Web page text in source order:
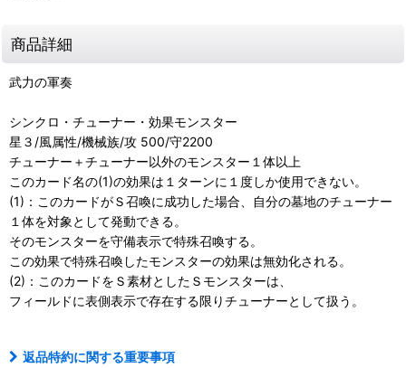
商品詳細
武力の軍奏
シンクロ・チューナー・効果モンスター
星３/風属性/機械族/攻 500/守2200
チューナー＋チューナー以外のモンスター１体以上
このカード名の(1)の効果は１ターンに１度しか使用できない。
(1)：このカードがＳ召喚に成功した場合、自分の墓地のチューナー
１体を対象として発動できる。
そのモンスターを守備表示で特殊召喚する。
この効果で特殊召喚したモンスターの効果は無効化される。
(2)：このカードをＳ素材としたＳモンスターは、
フィールドに表側表示で存在する限りチューナーとして扱う。
返品特約に関する重要事項